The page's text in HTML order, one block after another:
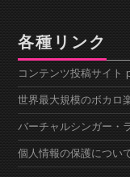
各種リンク
コンテンツ投稿サイト
世界最大規模のボカロ
バーチャルシンガー・
個人情報の保護につい